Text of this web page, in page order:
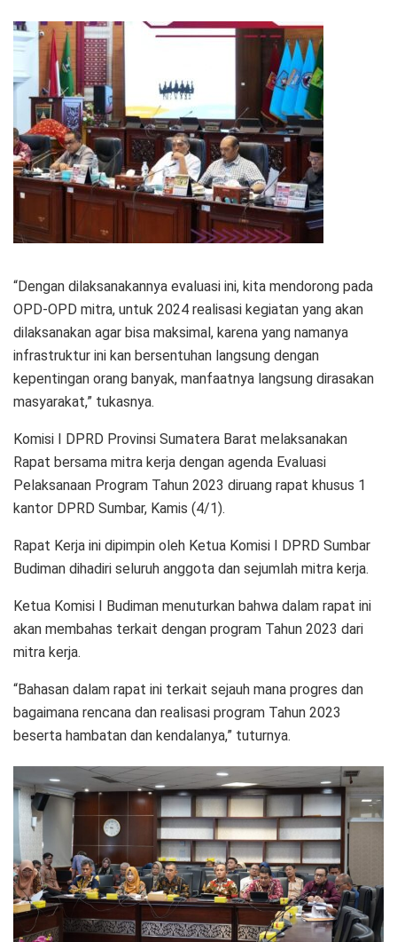
“Dengan dilaksanakannya evaluasi ini, kita mendorong pada
OPD-OPD mitra, untuk 2024 realisasi kegiatan yang akan
dilaksanakan agar bisa maksimal, karena yang namanya
infrastruktur ini kan bersentuhan langsung dengan
kepentingan orang banyak, manfaatnya langsung dirasakan
masyarakat,” tukasnya.
Komisi I DPRD Provinsi Sumatera Barat melaksanakan
Rapat bersama mitra kerja dengan agenda Evaluasi
Pelaksanaan Program Tahun 2023 diruang rapat khusus 1
kantor DPRD Sumbar, Kamis (4/1).
Rapat Kerja ini dipimpin oleh Ketua Komisi I DPRD Sumbar
Budiman dihadiri seluruh anggota dan sejumlah mitra kerja.
Ketua Komisi I Budiman menuturkan bahwa dalam rapat ini
akan membahas terkait dengan program Tahun 2023 dari
mitra kerja.
“Bahasan dalam rapat ini terkait sejauh mana progres dan
bagaimana rencana dan realisasi program Tahun 2023
beserta hambatan dan kendalanya,” tuturnya.